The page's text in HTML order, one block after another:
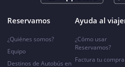
Reservamos
¿Quiénes somos?
Equipo
Destinos de Autobús en
Ayuda al
¿Cómo usar
Reservamos?
Factura tu compra